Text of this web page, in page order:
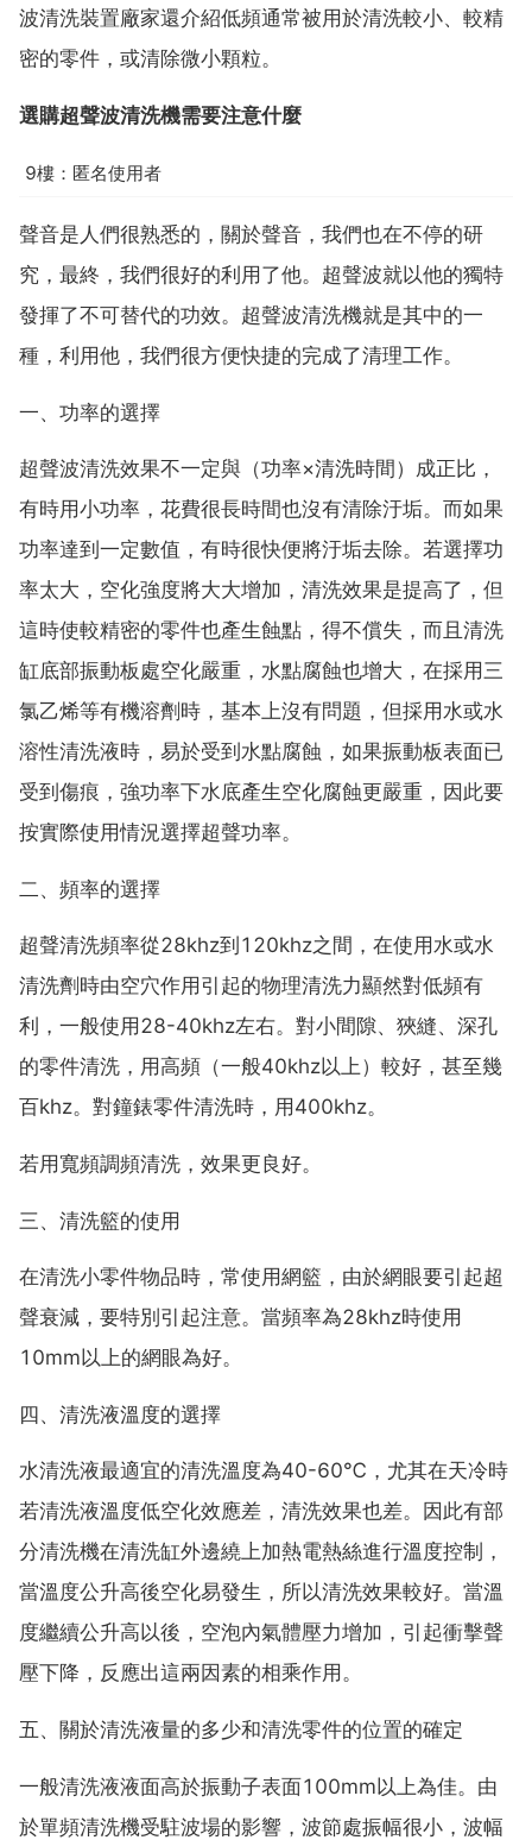
波清洗裝置廠家還介紹低頻通常被用於清洗較小、較精
密的零件，或清除微小顆粒。
選購超聲波清洗機需要注意什麼
9樓：匿名使用者
聲音是人們很熟悉的，關於聲音，我們也在不停的研
究，最終，我們很好的利用了他。超聲波就以他的獨特
發揮了不可替代的功效。超聲波清洗機就是其中的一
種，利用他，我們很方便快捷的完成了清理工作。
一、功率的選擇
超聲波清洗效果不一定與（功率×清洗時間）成正比，
有時用小功率，花費很長時間也沒有清除汙垢。而如果
功率達到一定數值，有時很快便將汙垢去除。若選擇功
率太大，空化強度將大大增加，清洗效果是提高了，但
這時使較精密的零件也產生蝕點，得不償失，而且清洗
缸底部振動板處空化嚴重，水點腐蝕也增大，在採用三
氯乙烯等有機溶劑時，基本上沒有問題，但採用水或水
溶性清洗液時，易於受到水點腐蝕，如果振動板表面已
受到傷痕，強功率下水底產生空化腐蝕更嚴重，因此要
按實際使用情況選擇超聲功率。
二、頻率的選擇
超聲清洗頻率從28khz到120khz之間，在使用水或水
清洗劑時由空穴作用引起的物理清洗力顯然對低頻有
利，一般使用28-40khz左右。對小間隙、狹縫、深孔
的零件清洗，用高頻（一般40khz以上）較好，甚至幾
百khz。對鐘錶零件清洗時，用400khz。
若用寬頻調頻清洗，效果更良好。
三、清洗籃的使用
在清洗小零件物品時，常使用網籃，由於網眼要引起超
聲衰減，要特別引起注意。當頻率為28khz時使用
10mm以上的網眼為好。
四、清洗液溫度的選擇
水清洗液最適宜的清洗溫度為40-60℃，尤其在天冷時
若清洗液溫度低空化效應差，清洗效果也差。因此有部
分清洗機在清洗缸外邊繞上加熱電熱絲進行溫度控制，
當溫度公升高後空化易發生，所以清洗效果較好。當溫
度繼續公升高以後，空泡內氣體壓力增加，引起衝擊聲
壓下降，反應出這兩因素的相乘作用。
五、關於清洗液量的多少和清洗零件的位置的確定
一般清洗液液面高於振動子表面100mm以上為佳。由
於單頻清洗機受駐波場的影響，波節處振幅很小，波幅